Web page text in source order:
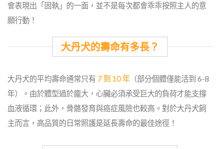
會表現出「固執」的一面，並不是每次都會乖乖按照主人的意
願行動！
大丹犬的壽命有多長？
大丹犬的平均壽命通常只有 7 到 10 年（部分個體僅能活到 6-8
年）。由於體型過於龐大，心臟必須承受巨大的負荷才能支撐
血液循環；此外，骨骼發育與癌症風險也較高。對於大丹犬飼
主而言，高品質的日常照護是延長壽命的最佳途徑！